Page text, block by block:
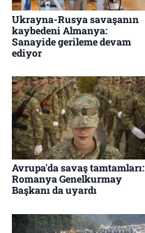
Ukrayna-Rusya savaşanın
kaybedeni Almanya:
Sanayide gerileme devam
ediyor
Avrupa'da savaş tamtamları:
Romanya Genelkurmay
Başkanı da uyardı